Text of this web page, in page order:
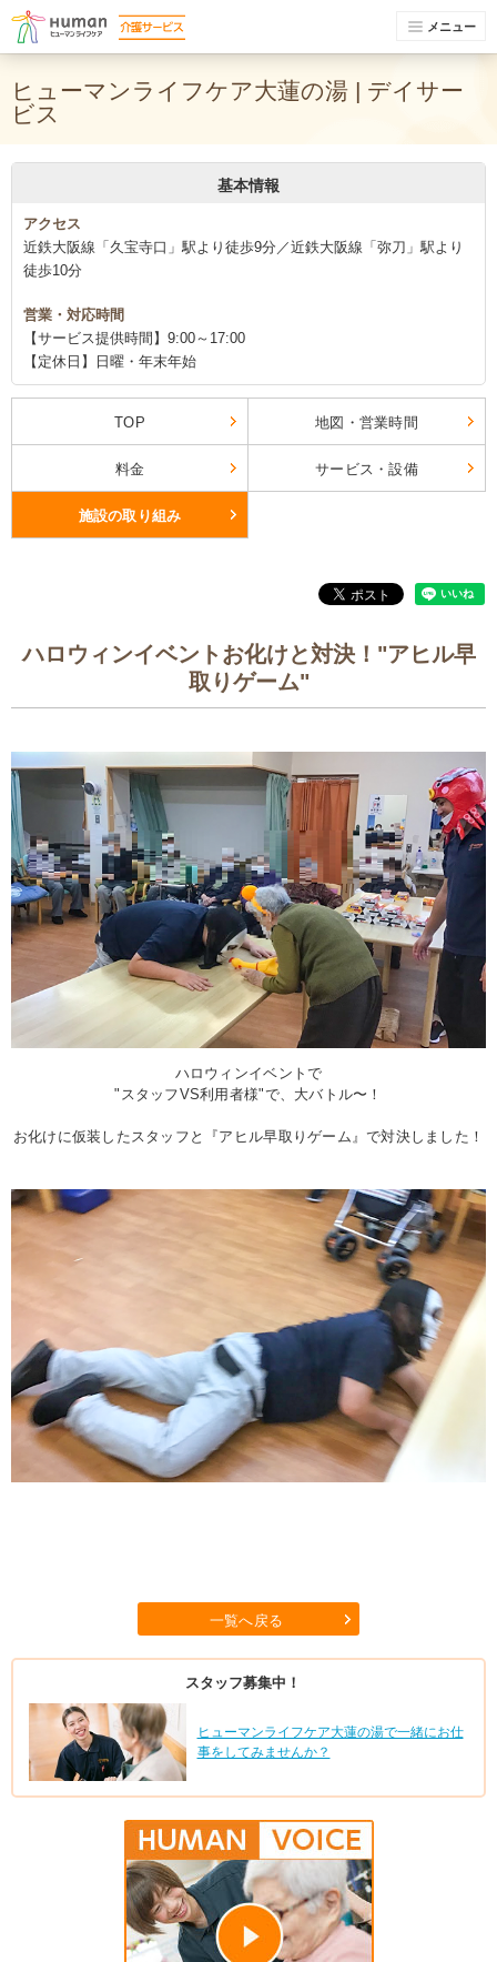
メニュー
ヒューマンライフケア大蓮の湯 | デイサー
ビス
基本情報
アクセス
近鉄大阪線「久宝寺口」駅より徒歩9分／近鉄大阪線「弥刀」駅より
徒歩10分
営業・対応時間
【サービス提供時間】9:00～17:00
【定休日】日曜・年末年始
TOP 地図・営業時間
料金 サービス・設備
施設の取り組み
ハロウィンイベントお化けと対決！"アヒル早
取りゲーム"
ハロウィンイベントで
"スタッフVS利用者様"で、大バトル〜！
お化けに仮装したスタッフと『アヒル早取りゲーム』で対決しました！
一覧へ戻る
スタッフ募集中！
ヒューマンライフケア大蓮の湯で一緒にお仕
事をしてみませんか？